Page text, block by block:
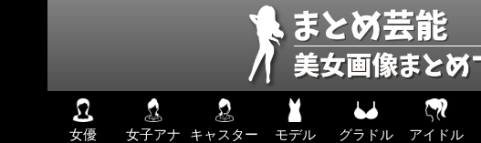
女優 女子アナ キャスター モデル グラドル アイドル